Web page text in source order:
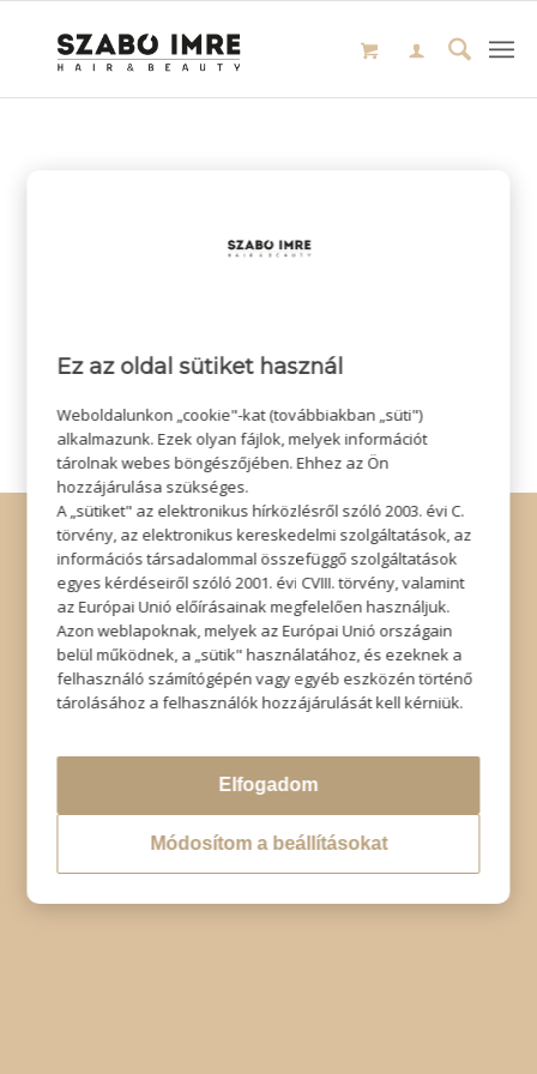
© Copyright - Szabó Imre Hair & Beauty
Impresszum
| Adatkezelési tájékoztató |Elállás
Ez az oldal sütiket használ
Weboldalunkon „cookie"-kat (továbbiakban „süti")
alkalmazunk. Ezek olyan fájlok, melyek információt
tárolnak webes böngészőjében. Ehhez az Ön
hozzájárulása szükséges.
A „sütiket" az elektronikus hírközlésről szóló 2003. évi C.
törvény, az elektronikus kereskedelmi szolgáltatások, az
információs társadalommal összefüggő szolgáltatások
egyes kérdéseiről szóló 2001. évi CVIII. törvény, valamint
az Európai Unió előírásainak megfelelően használjuk.
Azon weblapoknak, melyek az Európai Unió országain
belül működnek, a „sütik" használatához, és ezeknek a
felhasználó számítógépén vagy egyéb eszközén történő
tárolásához a felhasználók hozzájárulását kell kérniük.
Elfogadom
Módosítom a beállításokat